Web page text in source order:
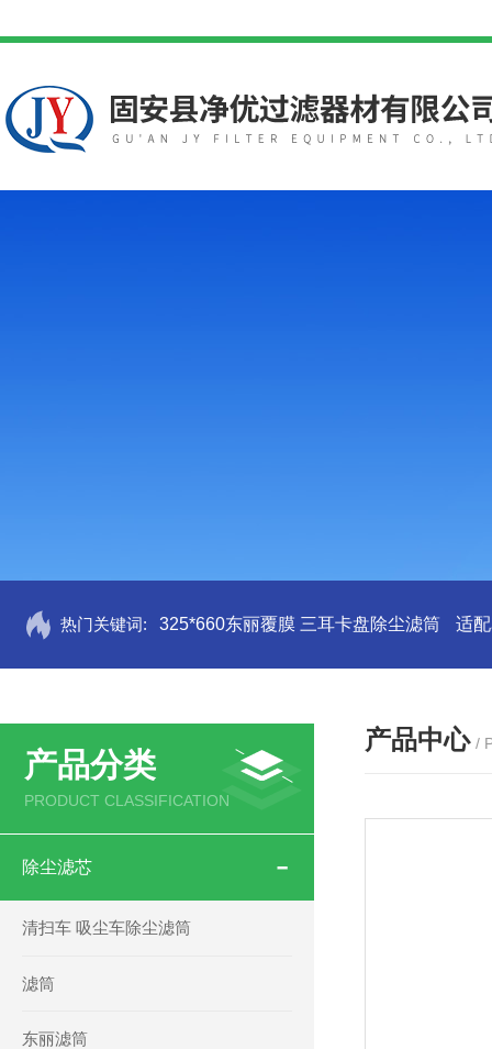
热门关键词: 325*660东丽覆膜 三耳卡盘除尘滤筒 适
产品分类
PRODUCT CLASSIFICATION
除尘滤芯
清扫车 吸尘车除尘滤筒
滤筒
东丽滤筒
产品中心 /